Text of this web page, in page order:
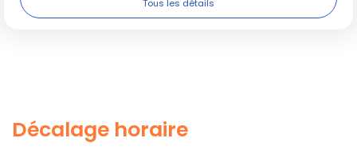
Décalage horaire